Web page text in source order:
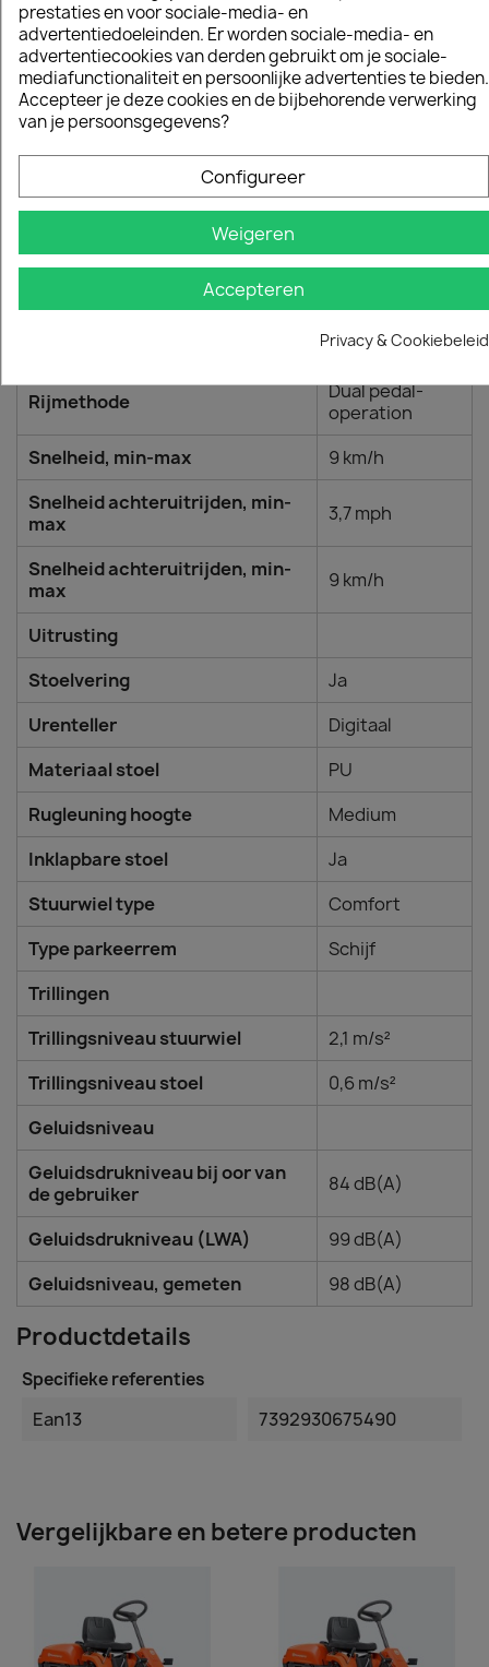
Basismachine, lengte
192,2 cm
Basismachine, breedte
88,3 cm
Basismachine, hoogte
Totaal sleepgewicht
Gewicht (excl. Snoei-
uitrusting)
Hydrostatische
Rijmethode
Dual pedal-
operation
Snelheid, min-max
9 km/h
Snelheid achteruitrijden, min-
max
3,7 mph
Snelheid achteruitrijden, min-
max
9 km/h
Uitrusting
Stoelvering
Ja
Urenteller
Digitaal
Materiaal stoel
PU
Rugleuning hoogte
Medium
Inklapbare stoel
Ja
Stuurwiel type
Comfort
Type parkeerrem
Schijf
Trillingen
Trillingsniveau stuurwiel
2,1 m/s²
Trillingsniveau stoel
0,6 m/s²
Geluidsniveau
Geluidsdrukniveau bij oor van
de gebruiker
84 dB(A)
Geluidsdrukniveau (LWA)
99 dB(A)
Geluidsniveau, gemeten
98 dB(A)
Productdetails
Specifieke referenties
Ean13 7392930675490
Vergelijkbare en betere producten
prestaties en voor sociale-media- en
advertentiedoeleinden. Er worden sociale-media- en
advertentiecookies van derden gebruikt om je sociale-
mediafunctionaliteit en persoonlijke advertenties te bieden.
Accepteer je deze cookies en de bijbehorende verwerking
van je persoonsgegevens?
Configureer
Weigeren
Accepteren
Privacy & Cookiebeleid